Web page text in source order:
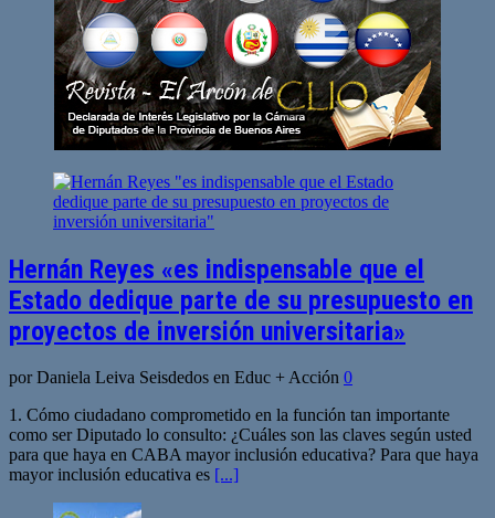
Hernán Reyes «es indispensable que el
Estado dedique parte de su presupuesto en
proyectos de inversión universitaria»
por Daniela Leiva Seisdedos en Educ + Acción 0
1. Cómo ciudadano comprometido en la función tan importante
como ser Diputado lo consulto: ¿Cuáles son las claves según usted
para que haya en CABA mayor inclusión educativa? Para que haya
mayor inclusión educativa es [...]